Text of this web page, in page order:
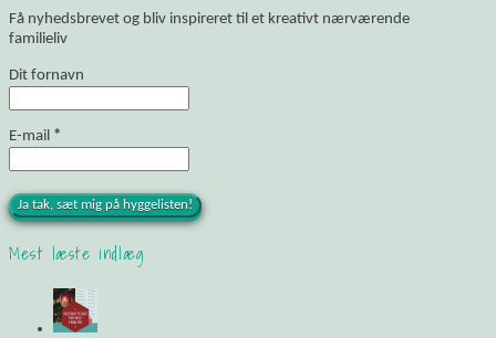
Få nyhedsbrevet og bliv inspireret til et kreativt nærværende
familieliv
Dit fornavn
E-mail *
Mest læste indlæg